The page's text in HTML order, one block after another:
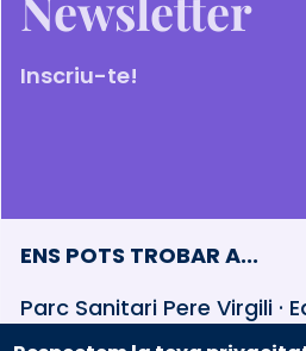
Inscriu-te!
ENS POTS TROBAR A...
Parc Sanitari Pere Virgili ·
baixos Esteve Terradas, 30